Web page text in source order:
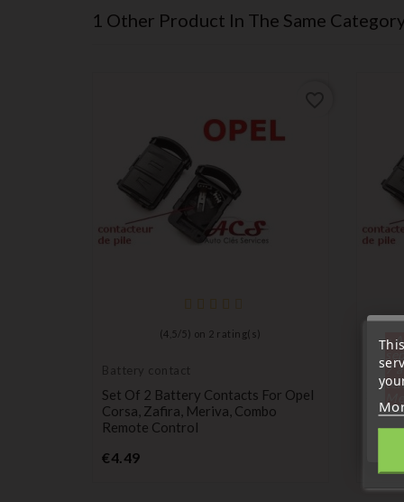
1 Other Product In The Same
(4,5 / 5) on 2 rating(s)
Battery contact
Set Of 2 Battery Contacts For Opel
Corsa, Zafira, Meriva, Combo
Remote Control
€4.49Price
«
7